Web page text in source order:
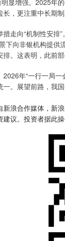
增强。2025年的
，更注重中长期制
向“机制性安排”
下向非银机构提
。这表明，此前
年“一行一局一
。展望前路，我
新浪合作媒体，新
议。投资者据此操